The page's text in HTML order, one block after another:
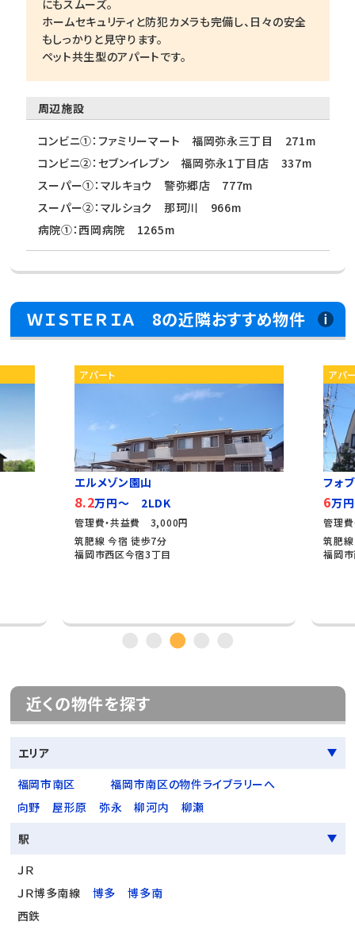
にもスムーズ。
ホームセキュリティと防犯カメラも完備し、日々の安全
もしっかりと見守ります。
ペット共生型のアパートです。
周辺施設
コンビニ①：ファミリーマート 福岡弥永三丁目 271m
コンビニ②：セブンイレブン 福岡弥永1丁目店 337m
スーパー①：マルキョウ 警弥郷店 777m
スーパー②：マルショク 那珂川 966m
病院①：西岡病院 1265m
ＷＩＳＴＥＲＩＡ 8の近隣おすすめ物件
アパート
エルメゾン園山
8.2万円～ 2LDK
管理費・共益費 3,000円
筑肥線 今宿 徒歩7分
福岡市西区今宿3丁目
アパ
フォ
6万
管理
筑肥
福岡
近くの物件を探す
エリア
福岡市南区
福岡市南区の物件ライブラリーへ
向野
屋形原 弥永 柳河内
柳瀬
駅
ＪＲ
ＪＲ博多南線
博多
博多南
西鉄